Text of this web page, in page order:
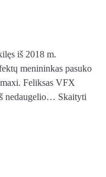
iš 2018 m.
menininkas pasuko
Feliksas VFX
nedaugelio… Skaityti